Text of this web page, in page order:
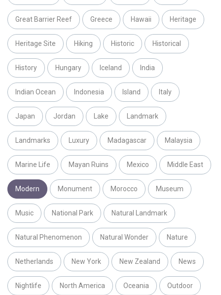
Great Barrier Reef Greece Hawaii Heritage
Heritage Site Hiking Historic Historical
History Hungary Iceland India
Indian Ocean Indonesia Island Italy
Japan Jordan Lake Landmark
Landmarks Luxury Madagascar Malaysia
Marine Life Mayan Ruins Mexico Middle East
Modern Monument Morocco Museum
Music National Park Natural Landmark
Natural Phenomenon Natural Wonder Nature
Netherlands New York New Zealand News
Nightlife North America Oceania Outdoor